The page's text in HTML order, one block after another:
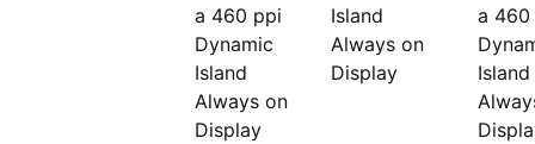
a 460 ppi
Dynamic
Island
Always on
Display
Island
Always on
Display
a
Island